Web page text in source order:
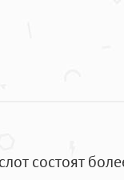
состоят